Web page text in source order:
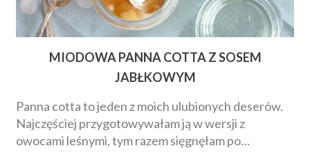
MIODOWA PANNA COTTA Z SOSEM
JABŁKOWYM
Panna cotta to jeden z moich ulubionych deserów.
Najczęściej przygotowywałam ją w wersji z
owocami leśnymi, tym razem sięgnęłam po…